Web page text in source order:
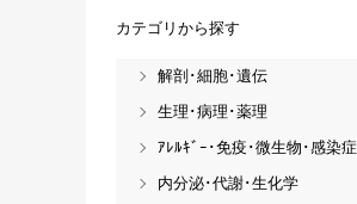
カテゴリから探す
解剖･細胞･遺伝
生理･病理･薬理
ｱﾚﾙｷﾞｰ･免疫･微生物･感染症
内分泌･代謝･生化学